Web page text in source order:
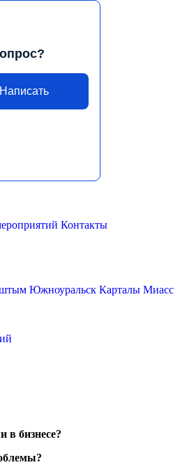
Написать
Контакты
Южноуральск Карталы Миасс
в бизнесе?